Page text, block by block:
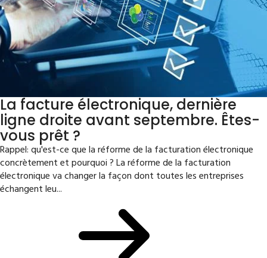
La facture électronique, dernière
ligne droite avant septembre. Êtes-
vous prêt ?
Rappel: qu'est-ce que la réforme de la facturation électronique
concrètement et pourquoi ? La réforme de la facturation
électronique va changer la façon dont toutes les entreprises
échangent leu...